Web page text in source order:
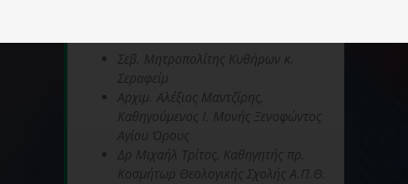
Σεβ. Μητροπολίτης Κυθήρων κ.
Σεραφείμ
Αρχιμ. Αλέξιος Μαντζίρης,
Καθηγούμενος Ι. Μονής Ξενοφώντος
Αγίου Όρους
Δρ Μιχαήλ Τρίτος, Καθηγητής πρ.
Κοσμήτωρ Θεολογικής Σχολής Α.Π.Θ.